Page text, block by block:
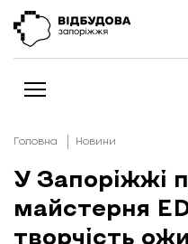
Новини
Відбудова Запоріжжя
Ексклюзив
Головна Новини
У Запоріжжі
майстерня
творчість